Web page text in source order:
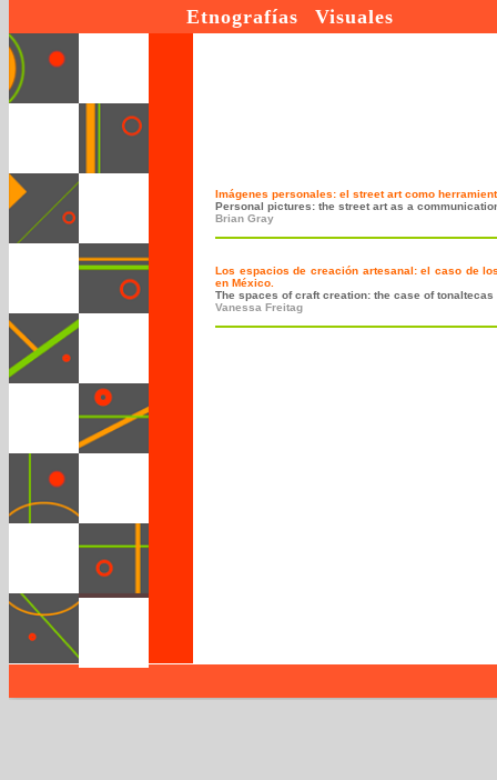
Etnografías Visuales
Imágenes personales: el street art como
Personal pictures: the street art as a
Brian Gray
Los espacios de creación artesanal: el caso de
en México.
The spaces of craft creation: the case of
Vanessa Freitag